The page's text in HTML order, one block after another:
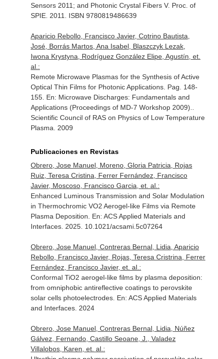
Sensors 2011; and Photonic Crystal Fibers V. Proc. of
SPIE. 2011. ISBN 9780819486639
Aparicio Rebollo, Francisco Javier, Cotrino Bautista,
José, Borrás Martos, Ana Isabel, Blaszczyk Lezak,
Iwona Krystyna, Rodríguez González Elipe, Agustín, et.
al.:
Remote Microwave Plasmas for the Synthesis of Active
Optical Thin Films for Photonic Applications. Pag. 148-
155. En: Microwave Discharges: Fundamentals and
Applications (Proceedings of MD-7 Workshop 2009).
Scientific Council of RAS on Physics of Low Temperature
Plasma. 2009
Publicaciones en Revistas
Obrero, Jose Manuel, Moreno, Gloria Patricia, Rojas
Ruiz, Teresa Cristina, Ferrer Fernández, Francisco
Javier, Moscoso, Francisco Garcia, et. al.:
Enhanced Luminous Transmission and Solar Modulation
in Thermochromic VO2 Aerogel-like Films via Remote
Plasma Deposition. En: ACS Applied Materials and
Interfaces. 2025. 10.1021/acsami.5c07264
Obrero, Jose Manuel, Contreras Bernal, Lidia, Aparicio
Rebollo, Francisco Javier, Rojas, Teresa Cristrina, Ferrer
Fernández, Francisco Javier, et. al.:
Conformal TiO2 aerogel-like films by plasma deposition:
from omniphobic antireflective coatings to perovskite
solar cells photoelectrodes. En: ACS Applied Materials
and Interfaces. 2024
Obrero, Jose Manuel, Contreras Bernal, Lidia, Núñez
Gálvez, Fernando, Castillo Seoane, J., Valadez
Villalobos, Karen, et. al.: